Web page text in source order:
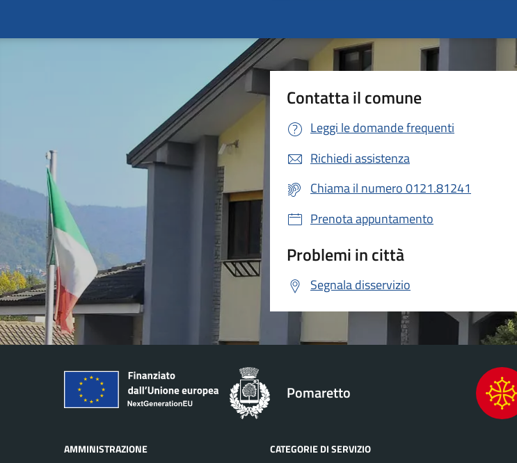
Contatta il comune
Leggi le domande frequenti
Richiedi assistenza
Chiama il numero 0121.81241
Prenota appuntamento
Problemi in città
Segnala disservizio
Pomaretto
AMMINISTRAZIONE CATEGORIE DI SERVIZIO